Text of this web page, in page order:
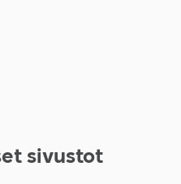
sivustot